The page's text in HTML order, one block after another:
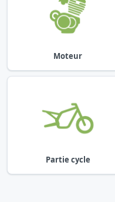
Moteur
Partie cycle